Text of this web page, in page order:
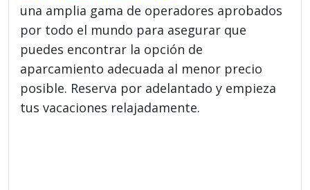
una amplia gama de operadores aprobados
por todo el mundo para asegurar que
puedes encontrar la opción de
aparcamiento adecuada al menor precio
posible. Reserva por adelantado y empieza
tus vacaciones relajadamente.